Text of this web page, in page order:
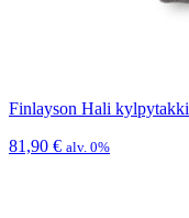
Finlayson Hali kylpytakki
81,90 € alv. 0%